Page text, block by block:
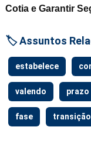
Cotia e Garantir
🏷️ Assuntos
estabelece
valendo prazo
fase transição